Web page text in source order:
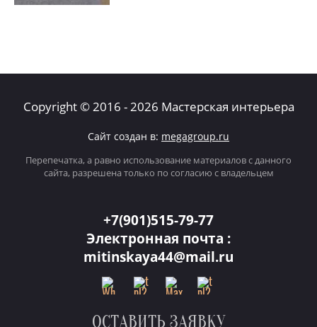
Copyright © 2016 - 2026 Мастерская интерьера
Сайт создан в: megagroup.ru
Перепечатка, а равно использование материалов с данного
сайта, разрешена только по согласию с владельцем
+7(901)515-79-77
Электронная почта :
mitinskaya44@mail.ru
ОСТАВИТЬ ЗАЯВКУ